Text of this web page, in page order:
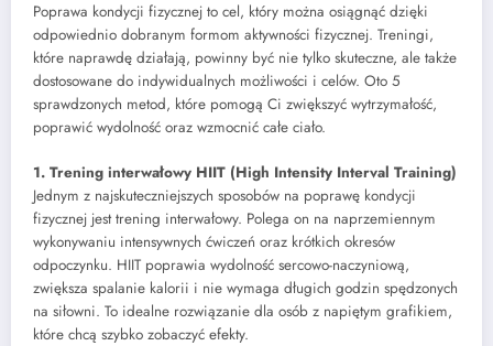
Poprawa kondycji fizycznej to cel, który można osiągnąć dzięki
odpowiednio dobranym formom aktywności fizycznej. Treningi,
które naprawdę działają, powinny być nie tylko skuteczne, ale także
dostosowane do indywidualnych możliwości i celów. Oto 5
sprawdzonych metod, które pomogą Ci zwiększyć wytrzymałość,
poprawić wydolność oraz wzmocnić całe ciało.
1. Trening interwałowy HIIT (High Intensity Interval Training)
Jednym z najskuteczniejszych sposobów na poprawę kondycji
fizycznej jest trening interwałowy. Polega on na naprzemiennym
wykonywaniu intensywnych ćwiczeń oraz krótkich okresów
odpoczynku. HIIT poprawia wydolność sercowo-naczyniową,
zwiększa spalanie kalorii i nie wymaga długich godzin spędzonych
na siłowni. To idealne rozwiązanie dla osób z napiętym grafikiem,
które chcą szybko zobaczyć efekty.